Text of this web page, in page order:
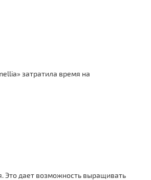
затратила время на
Это дает возможность выращивать